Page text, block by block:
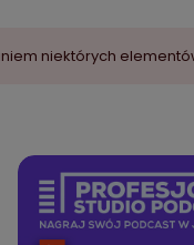
niektórych